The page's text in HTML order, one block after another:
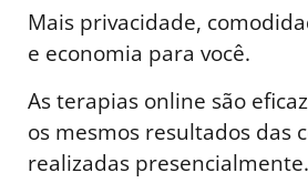
Mais privacidade,
e economia para você.
As terapias online são
os mesmos resultados das
realizadas presencialmente.